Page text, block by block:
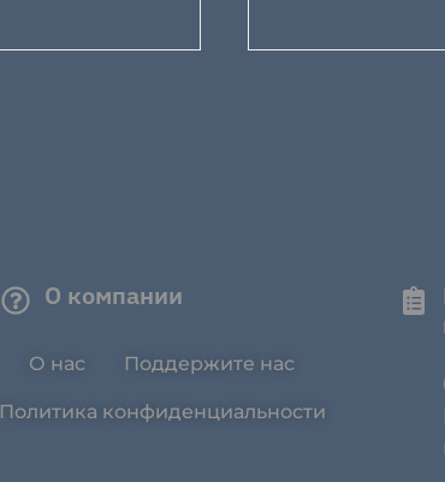
О компании
О нас Поддержите нас
Политика конфиденциальности